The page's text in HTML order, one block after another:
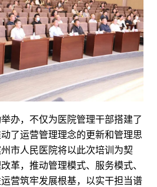
，不仅为医院管理干部搭建了
了运营管理理念的更新和管理思
市人民医院将以此次培训为契
革，推动管理模式、服务模式、
营筑牢发展根基，以实干担当谱